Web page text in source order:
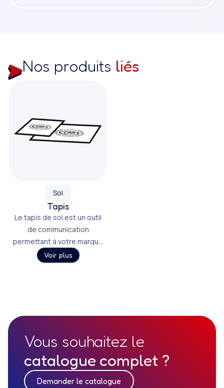
Nos produits liés
Sol
Tapis
Le tapis de sol est un outil
de communication
permettant à votre marque
d’être identifiée au sol, et
imprimé.
Voir plus
Vous souhaitez le
catalogue complet ?
Demander le catalogue